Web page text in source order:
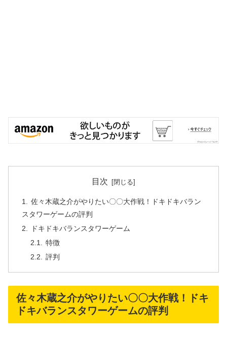
目次
佐々木蔵之介がやりたい〇〇大作戦！ドキドキバラン
スタワーゲームの評判
ドキドキバランスタワーゲーム
特徴
評判
佐々木蔵之介がやりたい〇〇大作戦！ドキ
ドキバランスタワーゲームの評判